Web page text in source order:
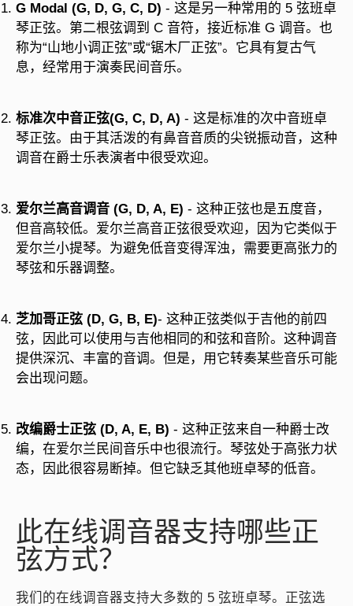
G Modal (G, D, G, C, D) - 这是另一种常用的 5 弦班卓
琴正弦。第二根弦调到 C 音符，接近标准 G 调音。也
称为“山地小调正弦”或“锯木厂正弦”。它具有复古气
息，经常用于演奏民间音乐。
标准次中音正弦(G, C, D, A) - 这是标准的次中音班卓
琴正弦。由于其活泼的有鼻音音质的尖锐振动音，这种
调音在爵士乐表演者中很受欢迎。
爱尔兰高音调音 (G, D, A, E) - 这种正弦也是五度音，
但音高较低。爱尔兰高音正弦很受欢迎，因为它类似于
爱尔兰小提琴。为避免低音变得浑浊，需要更高张力的
琴弦和乐器调整。
芝加哥正弦 (D, G, B, E)- 这种正弦类似于吉他的前四
弦，因此可以使用与吉他相同的和弦和音阶。这种调音
提供深沉、丰富的音调。但是，用它转奏某些音乐可能
会出现问题。
改编爵士正弦 (D, A, E, B) - 这种正弦来自一种爵士改
编，在爱尔兰民间音乐中也很流行。琴弦处于高张力状
态，因此很容易断掉。但它缺乏其他班卓琴的低音。
此在线调音器支持哪些正
弦方式？
我们的在线调音器支持大多数的 5 弦班卓琴。正弦选